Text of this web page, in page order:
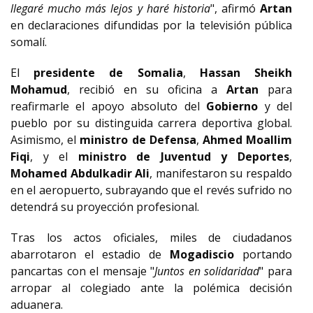
llegaré mucho más lejos y haré historia", afirmó Artan
en declaraciones difundidas por la televisión pública
somalí.
El presidente de Somalia, Hassan Sheikh
Mohamud, recibió en su oficina a Artan para
reafirmarle el apoyo absoluto del Gobierno y del
pueblo por su distinguida carrera deportiva global.
Asimismo, el ministro de Defensa, Ahmed Moallim
Fiqi, y el ministro de Juventud y Deportes,
Mohamed Abdulkadir Ali, manifestaron su respaldo
en el aeropuerto, subrayando que el revés sufrido no
detendrá su proyección profesional.
Tras los actos oficiales, miles de ciudadanos
abarrotaron el estadio de Mogadiscio portando
pancartas con el mensaje "Juntos en solidaridad" para
arropar al colegiado ante la polémica decisión
aduanera.